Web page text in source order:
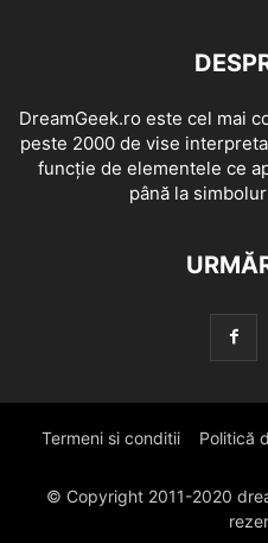
DreamGeek.ro este cel mai
peste 2000 de vise
funcție de elementele ce
până la
Termeni si conditii Politică
© Copyright 2011-2020